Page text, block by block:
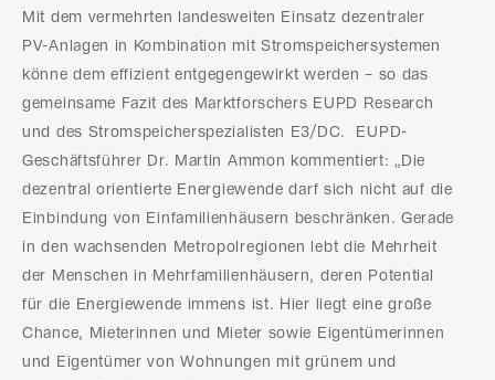
Mit dem vermehrten landesweiten Einsatz dezentraler
PV-Anlagen in Kombination mit Stromspeichersystemen
könne dem effizient entgegengewirkt werden – so das
gemeinsame Fazit des Marktforschers EUPD Research
und des Stromspeicherspezialisten E3/DC. EUPD-
Geschäftsführer Dr. Martin Ammon kommentiert: „Die
dezentral orientierte Energiewende darf sich nicht auf die
Einbindung von Einfamilienhäusern beschränken. Gerade
in den wachsenden Metropolregionen lebt die Mehrheit
der Menschen in Mehrfamilienhäusern, deren Potential
für die Energiewende immens ist. Hier liegt eine große
Chance, Mieterinnen und Mieter sowie Eigentümerinnen
und Eigentümer von Wohnungen mit grünem und